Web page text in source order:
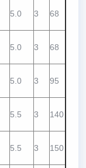
5.0 3 68
5.0 3 68
5.0 3 95
5.5 3 140
5.5 3 150